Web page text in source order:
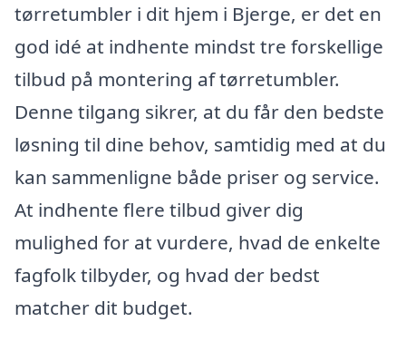
tørretumbler i dit hjem i Bjerge, er det en
god idé at indhente mindst tre forskellige
tilbud på montering af tørretumbler.
Denne tilgang sikrer, at du får den bedste
løsning til dine behov, samtidig med at du
kan sammenligne både priser og service.
At indhente flere tilbud giver dig
mulighed for at vurdere, hvad de enkelte
fagfolk tilbyder, og hvad der bedst
matcher dit budget.